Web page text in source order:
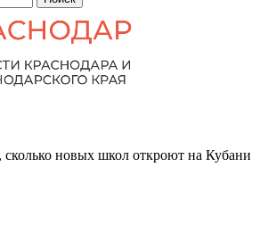
сколько новых школ откроют на Кубани